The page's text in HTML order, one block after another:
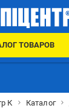
ТОВАРОВ
К Каталог